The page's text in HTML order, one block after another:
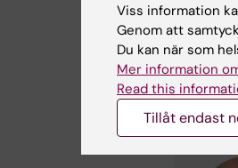
Viss information
Genom att
Du kan när som
Mer information
Read this
Tillåt endast